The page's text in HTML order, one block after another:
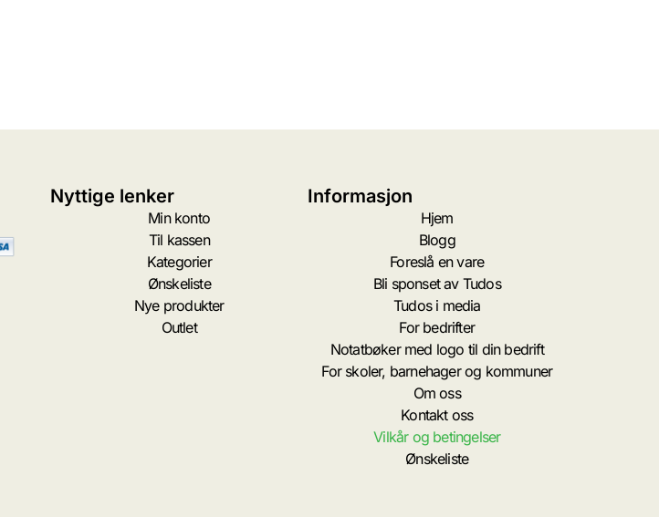
Nyttige lenker
Min konto
Til kassen
Kategorier
Ønskeliste
Nye produkter
Outlet
Informasjon
Hjem
Blogg
Foreslå en vare
Bli sponset av Tudos
Tudos i media
For bedrifter
Notatbøker med logo til din bedrift
For skoler, barnehager og kommuner
Om oss
Kontakt oss
Vilkår og betingelser
Ønskeliste